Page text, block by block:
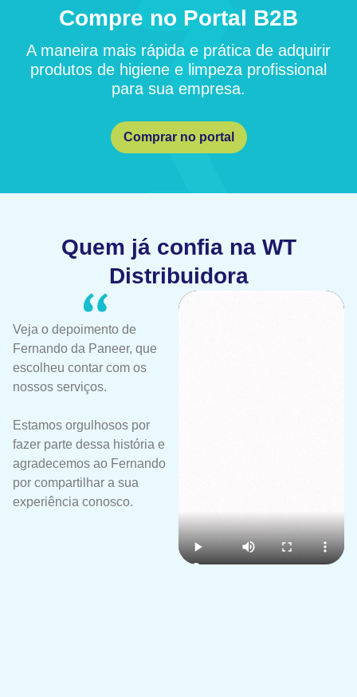
Compre no Portal B2B
A maneira mais rápida e prática de adquirir
produtos de higiene e limpeza profissional
para sua empresa.
Comprar no portal
Quem já confia na WT
Distribuidora
Veja o depoimento de
Fernando da Paneer, que
escolheu contar com os
nossos serviços.
Estamos orgulhosos por
fazer parte dessa história e
agradecemos ao Fernando
por compartilhar a sua
experiência conosco.